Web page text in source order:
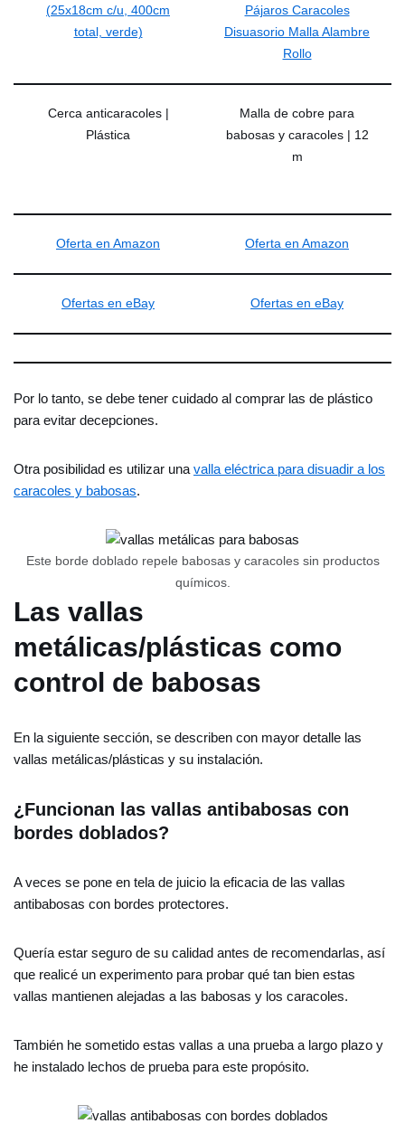
Cerca anticaracoles |
Plástica
Malla de cobre para
babosas y caracoles | 12
m
Oferta en Amazon Oferta en Amazon
Ofertas en eBay Ofertas en eBay
Por lo tanto, se debe tener cuidado al comprar las de plástico
para evitar decepciones.
Otra posibilidad es utilizar una valla eléctrica para disuadir a los
caracoles y babosas.
Este borde doblado repele babosas y caracoles sin productos
químicos.
Las vallas
metálicas/plásticas como
control de babosas
En la siguiente sección, se describen con mayor detalle las
vallas metálicas/plásticas y su instalación.
¿Funcionan las vallas antibabosas con
bordes doblados?
A veces se pone en tela de juicio la eficacia de las vallas
antibabosas con bordes protectores.
Quería estar seguro de su calidad antes de recomendarlas, así
que realicé un experimento para probar qué tan bien estas
vallas mantienen alejadas a las babosas y los caracoles.
También he sometido estas vallas a una prueba a largo plazo y
he instalado lechos de prueba para este propósito.